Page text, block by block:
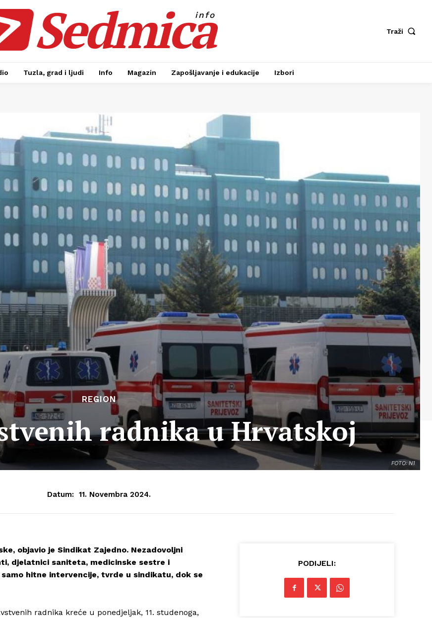
Sedmica
info
Traži
Tuzla, grad i ljudi Info Magazin Zapošljavanje i edukacije Izbori
FOTO: N1
REGION
radnika u Hrvatskoj
Datum: 11. Novembra 2024.
objavio je Sindikat Zajedno. Nezadovoljni
djelatnici saniteta, medicinske sestre i
hitne intervencije, tvrde u sindikatu, dok se
radnika kreće u ponedjeljak, 11. studenoga,
PODIJELI: